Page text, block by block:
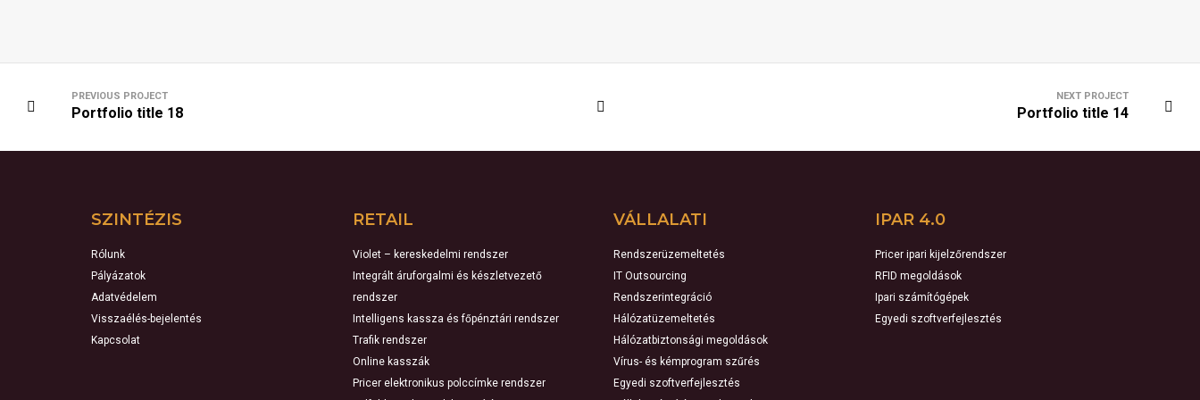
PREVIOUS PROJECT
Portfolio title 18
NEXT PROJECT
Portfolio title 14
SZINTÉZIS
Rólunk
Pályázatok
Adatvédelem
Visszaélés-bejelentés
Kapcsolat
RETAIL
Violet – kereskedelmi rendszer
Integrált áruforgalmi és készletvezető
rendszer
Intelligens kassza és főpénztári rendszer
Trafik rendszer
Online kasszák
Pricer elektronikus polccímke rendszer
VÁLLALATI
Rendszerüzemeltetés
IT Outsourcing
Rendszerintegráció
Hálózatüzemeltetés
Hálózatbiztonsági megoldások
Vírus- és kémprogram szűrés
Egyedi szoftverfejlesztés
IPAR 4.0
Pricer ipari kijelzőrendszer
RFID megoldások
Ipari számítógépek
Egyedi szoftverfejlesztés